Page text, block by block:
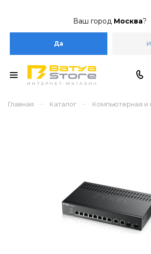
Ваш город Москва?
Да
Главная – Каталог – Компьютерная и